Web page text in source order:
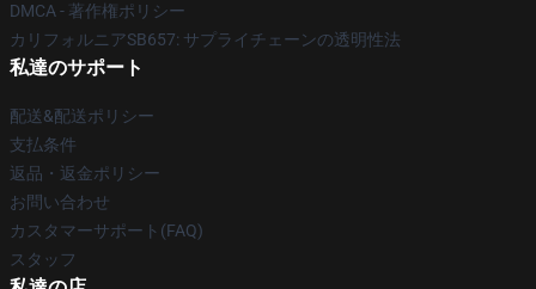
DMCA - 著作権ポリシー
カリフォルニアSB657: サプライチェーンの透明性法
私達のサポート
配送&配送ポリシー
支払条件
返品・返金ポリシー
お問い合わせ
カスタマーサポート(FAQ)
スタッフ